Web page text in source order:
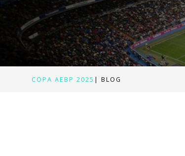
COPA AEBP 2025 | BLOG